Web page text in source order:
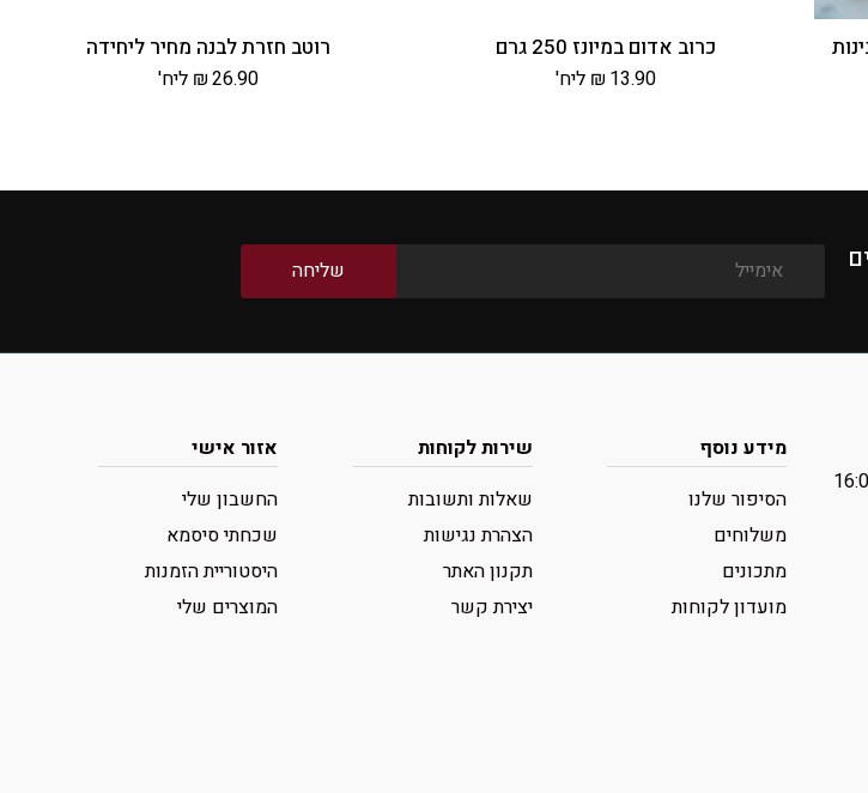
כרוב אדום במיונז 250 גרם
₪ 13.90 ליח'
רוטב חזרת לבנה מחיר ליחידה
₪26.90 ליח'
מידע נוסף
הסיפור שלנו
משלוחים
מתכונים
מועדון לקוחות
שירות לקוחות
שאלות ותשובות
הצהרת נגישות
תקנון האתר
יצירת קשר
אזור אישי
החשבון שלי
שכחתי סיסמא
היסטוריית הזמנות
המוצרים שלי